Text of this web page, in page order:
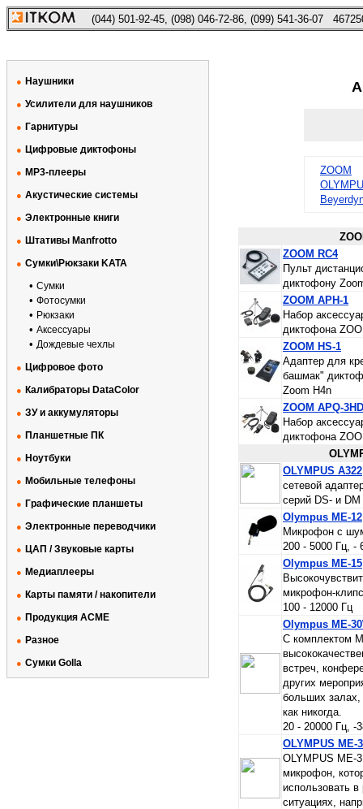
(044) 501-92-45, (098) 046-72-86, (099) 541-36-07
● Наушники
● Усилители для наушников
● Гарнитуры
● Цифровые диктофоны
● MP3-плееры
● Акустические системы
● Электронные книги
● Штативы Manfrotto
● Сумки\Рюкзаки KATA
• Сумки
• Фотосумки
• Рюкзаки
• Аксессуары
• Дождевые чехлы
● Цифровое фото
● Калибраторы DataColor
● ЗУ и аккумуляторы
● Планшетные ПК
● Ноутбуки
● Мобильные телефоны
● Графические планшеты
● Электронные переводчики
● ЦАП / Звуковые карты
● Медиаплееры
● Карты памяти / накопители
● Продукция ACME
● Разное
● Сумки Golla
ZOOM
ZOOM RC4
Пульт
диктофону
ZOOM APH-1
Набор
диктофона
ZOOM HS-1
Адаптер для
башмак"
Zoom H4n
ZOOM APQ-3HD
Набор
диктофона
OLYMPUS A322
cетевой
серий DS- и DM
Olympus ME-12
Микрофон с
200 - 5000 Гц, -
Olympus ME-15
микрофон-
100 - 12000 Гц
Olympus ME-
С комплектом
встреч,
других
больших залах,
как никогда.
20 - 20000 Гц, -
OLYMPUS ME-
OLYMPUS ME-
микрофон,
использовать
ситуациях,